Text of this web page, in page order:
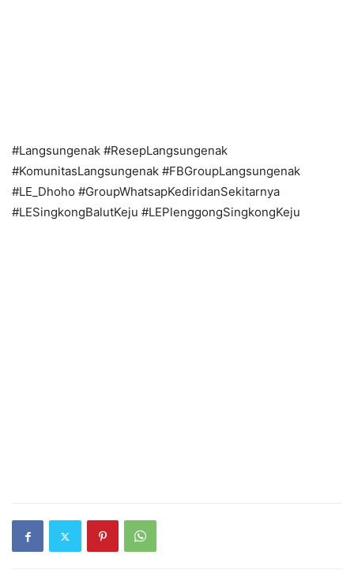
#Langsungenak #ResepLangsungenak
#KomunitasLangsungenak #FBGroupLangsungenak
#LE_Dhoho #GroupWhatsapKediridanSekitarnya
#LESingkongBalutKeju #LEPlenggongSingkongKeju